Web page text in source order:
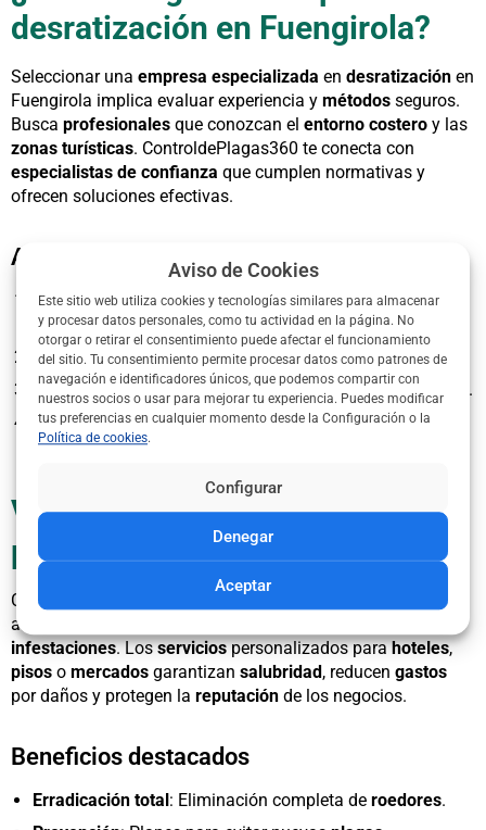
Aviso de Cookies
Este sitio web utiliza cookies y tecnologías similares para almacenar
y procesar datos personales, como tu actividad en la página. No
otorgar o retirar el consentimiento puede afectar el funcionamiento
del sitio. Tu consentimiento permite procesar datos como patrones de
navegación e identificadores únicos, que podemos compartir con
nuestros socios o usar para mejorar tu experiencia. Puedes modificar
tus preferencias en cualquier momento desde la Configuración o la
Política de cookies.
Aceptar
Denegar
Configurar
desratización en Fuengirola?
Seleccionar una empresa especializada en desratización en
Fuengirola implica evaluar experiencia y métodos seguros.
Busca profesionales que conozcan el entorno costero y las
zonas turísticas. ControldePlagas360 te conecta con
especialistas de confianza que cumplen normativas y
ofrecen soluciones efectivas.
Aspectos a considerar
Experiencia local: Conocimiento deLos BolichesyLas
Lagunas.
Certificaciones: Cumplimiento de normativas desalud
Técnicas seguras: Uso debiocidasytrampasecológicos.
Reseñas: Opiniones positivas decomunidadesy
negocios.
Ventajas de contratar
profesionales en desratización
Confiar en desratización
asegura la
infestaciones. Losserviciospersonalizados parahoteles,
pisos o mercados garantizan salubridad, reducen gastos
por daños y protegen la reputación de los negocios.
Beneficios destacados
Erradicación total: Eliminación completa de roedores.